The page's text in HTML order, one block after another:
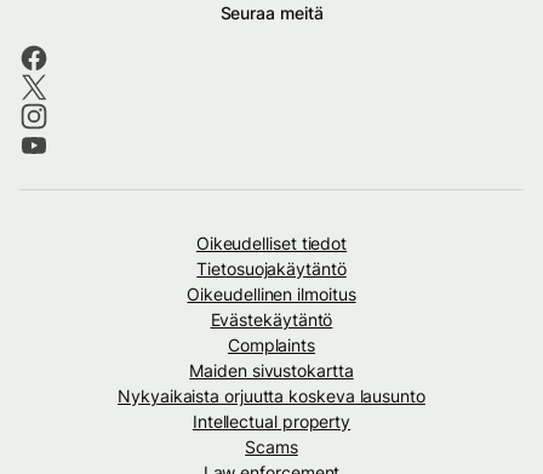
Seuraa meitä
Oikeudelliset tiedot
Tietosuojakäytäntö
Oikeudellinen ilmoitus
Evästekäytäntö
Complaints
Maiden sivustokartta
Nykyaikaista orjuutta koskeva lausunto
Intellectual property
Scams